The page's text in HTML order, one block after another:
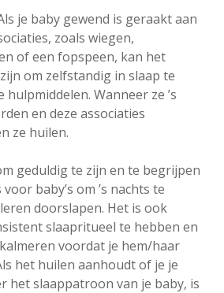
je baby gewend is geraakt aan
zoals wiegen,
of een fopspeen, kan het
om zelfstandig in slaap te
hulpmiddelen. Wanneer ze ’s
en deze associaties
ze huilen.
geduldig te zijn en te begrijpen
baby’s om ’s nachts te
doorslapen. Het is ook
slaapritueel te hebben en
voordat je hem/haar
het huilen aanhoudt of je je
het slaappatroon van je baby, is